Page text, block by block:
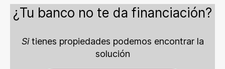
¿Tu banco no te da financiación?
Sitienes propiedades podemos encontrar la
solución